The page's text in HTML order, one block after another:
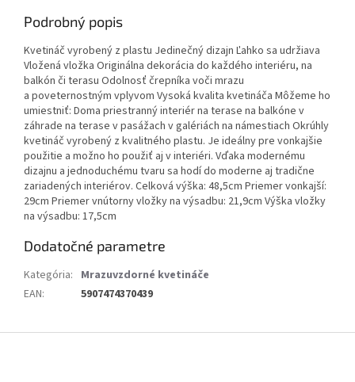
Podrobný popis
Kvetináč vyrobený z plastu Jedinečný dizajn Ľahko sa udržiava
Vložená vložka Originálna dekorácia do každého interiéru, na
balkón či terasu Odolnosť črepníka voči mrazu
a poveternostným vplyvom Vysoká kvalita kvetináča Môžeme ho
umiestniť: Doma priestranný interiér na terase na balkóne v
záhrade na terase v pasážach v galériách na námestiach Okrúhly
kvetináč vyrobený z kvalitného plastu. Je ideálny pre vonkajšie
použitie a možno ho použiť aj v interiéri. Vďaka modernému
dizajnu a jednoduchému tvaru sa hodí do moderne aj tradične
zariadených interiérov. Celková výška: 48,5cm Priemer vonkajší:
29cm Priemer vnútorny vložky na výsadbu: 21,9cm Výška vložky
na výsadbu: 17,5cm
Dodatočné parametre
Kategória: Mrazuvzdorné kvetináče
EAN: 5907474370439